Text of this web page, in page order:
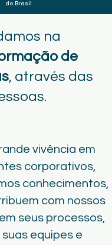
do Brasil
na
de
, através das
vivência em
corporativos,
conhecimentos,
com nossos
seus processos,
suas equipes e